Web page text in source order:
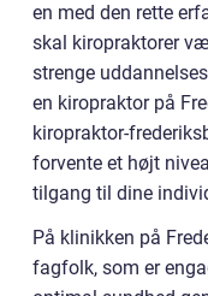
en med den rette
skal kiropraktorer
strenge
en kiropraktor på
kiropraktor-
forvente et højt
tilgang til dine
På klinikken på
fagfolk, som er